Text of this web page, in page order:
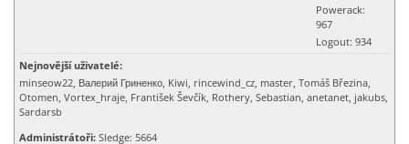
Powerack:
967
Logout: 934
Nejnovější uživatelé:
minseow22, Валерий Гриненко, Kiwi, rincewind_cz, master, Tomáš Březina,
Otomen, Vortex_hraje, František Ševčík, Rothery, Sebastian, anetanet, jakubs,
Sardarsb
Administrátoři: Sledge: 5664